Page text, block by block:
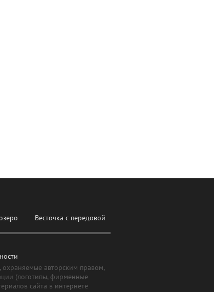
Весточка с передовой
авторским правом,
(логотипы, фирменные
сайта в интернете